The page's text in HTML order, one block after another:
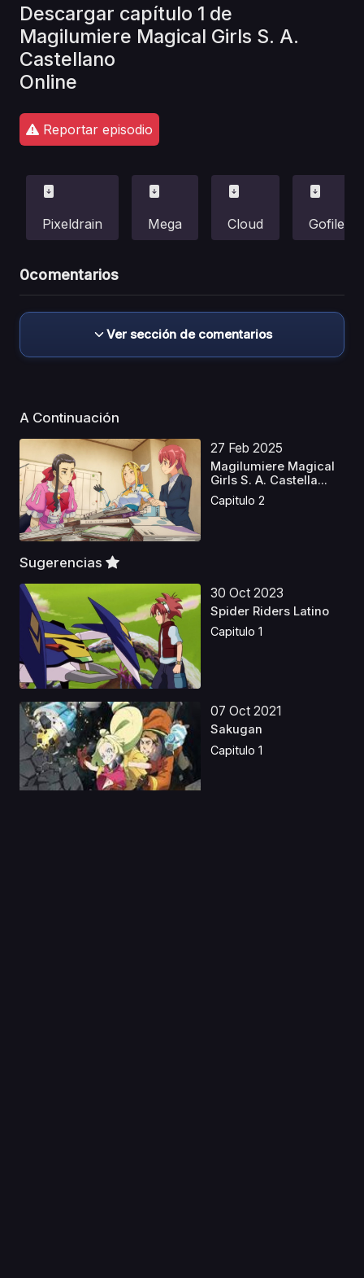
Descargar capítulo 1 de
Magilumiere Magical Girls S. A.
Castellano
Online
Reportar episodio
Pixeldrain Mega Cloud Gofile
0comentarios
Ver sección de comentarios
A Continuación
27 Feb 2025
Magilumiere Magical
Girls S. A. Castella...
Capitulo 2
Sugerencias
30 Oct 2023
Spider Riders Latino
Capitulo 1
07 Oct 2021
Sakugan
Capitulo 1